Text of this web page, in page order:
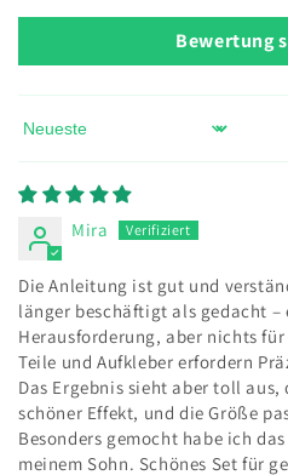
Bewertung
Sort by
Mira
Die Anleitung ist gut und
länger beschäftigt als gedacht
Herausforderung, aber nichts
Teile und Aufkleber erfordern
Das Ergebnis sieht aber toll
schöner Effekt, und die Größe
Besonders gemocht habe ich
meinem Sohn. Schönes Set für